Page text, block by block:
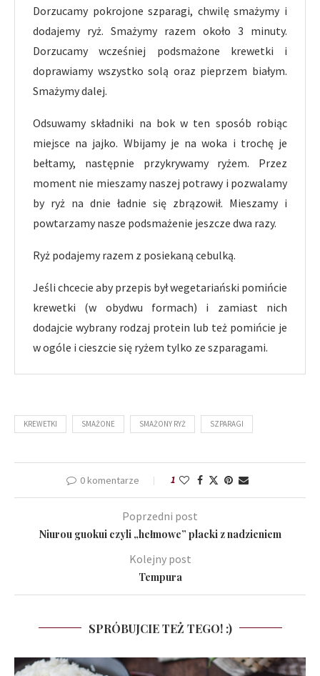
Dorzucamy pokrojone szparagi, chwilę smażymy i
dodajemy ryż. Smażymy razem około 3 minuty.
Dorzucamy wcześniej podsmażone krewetki i
doprawiamy wszystko solą oraz pieprzem białym.
Smażymy dalej.
Odsuwamy składniki na bok w ten sposób robiąc
miejsce na jajko. Wbijamy je na woka i trochę je
bełtamy, następnie przykrywamy ryżem. Przez
moment nie mieszamy naszej potrawy i pozwalamy
by ryż na dnie ładnie się zbrązowił. Mieszamy i
powtarzamy nasze podsmażenie jeszcze dwa razy.
Ryż podajemy razem z posiekaną cebulką.
Jeśli chcecie aby przepis był wegetariański pomińcie
krewetki (w obydwu formach) i zamiast nich
dodajcie wybrany rodzaj protein lub też pomińcie je
w ogóle i cieszcie się ryżem tylko ze szparagami.
KREWETKI SMAŻONE SMAŻONY RYŻ SZPARAGI
0 komentarze 1
Poprzedni post
Niurou guokui czyli „hełmowe” placki z nadzieniem
Kolejny post
Tempura
SPRÓBUJCIE TEŻ TEGO! :)